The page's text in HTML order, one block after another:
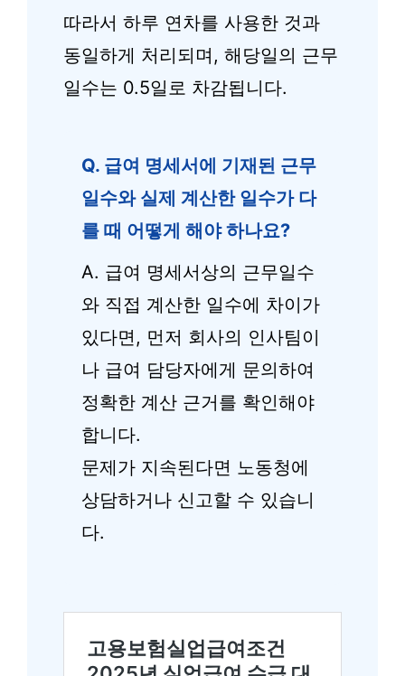
따라서 하루 연차를 사용한 것과
동일하게 처리되며, 해당일의 근무
일수는 0.5일로 차감됩니다.
Q. 급여 명세서에 기재된 근무
일수와 실제 계산한 일수가 다
를 때 어떻게 해야 하나요?
A. 급여 명세서상의 근무일수
와 직접 계산한 일수에 차이가
있다면, 먼저 회사의 인사팀이
나 급여 담당자에게 문의하여
정확한 계산 근거를 확인해야
합니다.
문제가 지속된다면 노동청에
상담하거나 신고할 수 있습니
다.